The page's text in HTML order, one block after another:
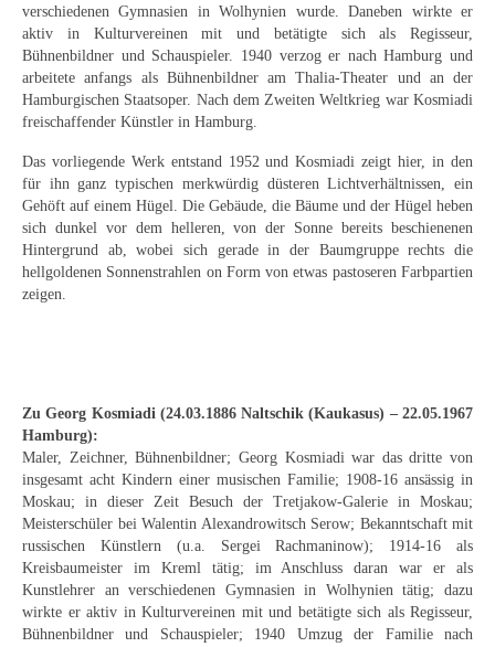
Berliner Künstler
Düsseldorfer Künstler
Fränkische Künstler
Hamburger Künstler
Münchner Künstler
Pfälzer Künstler
Motive
Abstraktion
Industrie & Arbeit
Mediterrane Landschaft
Norddeutsche Landschaften
verschiedenen Gymnasien in Wolhynien wurde. Daneben wirkte er
aktiv in Kulturvereinen mit und betätigte sich als Regisseur,
Bühnenbildner und Schauspieler. 1940 verzog er nach Hamburg und
arbeitete anfangs als Bühnenbildner am Thalia-Theater und an der
Hamburgischen Staatsoper. Nach dem Zweiten Weltkrieg war Kosmiadi
freischaffender Künstler in Hamburg.
Das vorliegende Werk entstand 1952 und Kosmiadi zeigt hier, in den
für ihn ganz typischen merkwürdig düsteren Lichtverhältnissen, ein
Gehöft auf einem Hügel. Die Gebäude, die Bäume und der Hügel heben
sich dunkel vor dem helleren, von der Sonne bereits beschienenen
Hintergrund ab, wobei sich gerade in der Baumgruppe rechts die
hellgoldenen Sonnenstrahlen on Form von etwas pastoseren Farbpartien
zeigen.
Zu Georg Kosmiadi (24.03.1886 Naltschik (Kaukasus) – 22.05.1967
Hamburg):
Maler, Zeichner, Bühnenbildner; Georg Kosmiadi war das dritte von
insgesamt acht Kindern einer musischen Familie; 1908-16 ansässig in
Moskau; in dieser Zeit Besuch der Tretjakow-Galerie in Moskau;
Meisterschüler bei Walentin Alexandrowitsch Serow; Bekanntschaft mit
russischen Künstlern (u.a. Sergei Rachmaninow); 1914-16 als
Kreisbaumeister im Kreml tätig; im Anschluss daran war er als
Kunstlehrer an verschiedenen Gymnasien in Wolhynien tätig; dazu
wirkte er aktiv in Kulturvereinen mit und betätigte sich als Regisseur,
Bühnenbildner und Schauspieler; 1940 Umzug der Familie nach